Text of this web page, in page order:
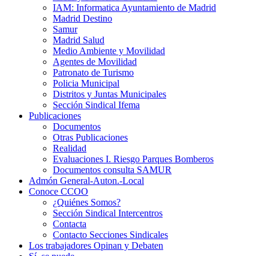
IAM: Informatica Ayuntamiento de Madrid
Madrid Destino
Samur
Madrid Salud
Medio Ambiente y Movilidad
Agentes de Movilidad
Patronato de Turismo
Policia Municipal
Distritos y Juntas Municipales
Sección Sindical Ifema
Publicaciones
Documentos
Otras Publicaciones
Realidad
Evaluaciones I. Riesgo Parques Bomberos
Documentos consulta SAMUR
Admón General-Auton.-Local
Conoce CCOO
¿Quiénes Somos?
Sección Sindical Intercentros
Contacta
Contacto Secciones Sindicales
Los trabajadores Opinan y Debaten